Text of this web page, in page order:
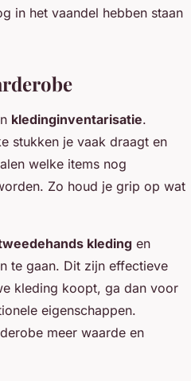
in het vaandel hebben staan
kledinginventarisatie.
stukken je vaak draagt en
welke items nog
Zo houd je grip op wat
kleding en
te gaan. Dit zijn effectieve
kleding koopt, ga dan voor
eigenschappen.
meer waarde en